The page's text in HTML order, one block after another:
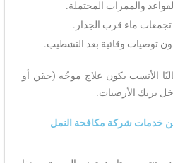
والممرات المحتملة.
تجمعات ماء قرب الجدار.
توصيات وقائية بعد التشطيب.
الأنسب يكون علاج موجّه (حقن أو
يربك الأرضيات.
خدمات شركة مكافحة النمل